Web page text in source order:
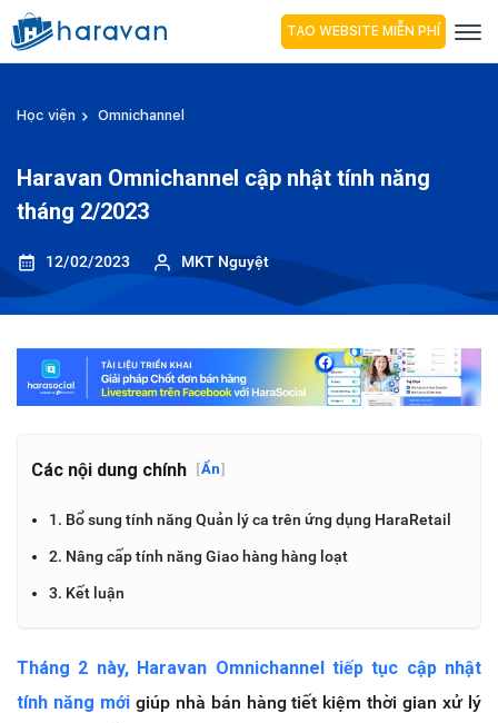
TẠO WEBSITE MIỄN PHÍ
Học viện Omnichannel
Haravan Omnichannel cập nhật tính năng
tháng 2/2023
12/02/2023 MKT Nguyệt
Các nội dung chính [Ẩn]
1. Bổ sung tính năng Quản lý ca trên ứng dụng HaraRetail
2. Nâng cấp tính năng Giao hàng hàng loạt
3. Kết luận
Tháng 2 này, Haravan Omnichannel tiếp tục cập nhật
tính năng mớigiúp nhà bán hàng tiết kiệm thời gian xử lý